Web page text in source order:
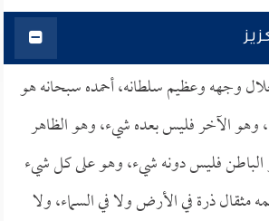
وجهه وعظيم سلطانه، أحمده سبحانه هو
وهو الآخر فليس بعده شيء، وهو الظاهر
فليس دونه شيء، وهو على كل شيء
مثقال ذرة في الأرض ولا في السماء، ولا